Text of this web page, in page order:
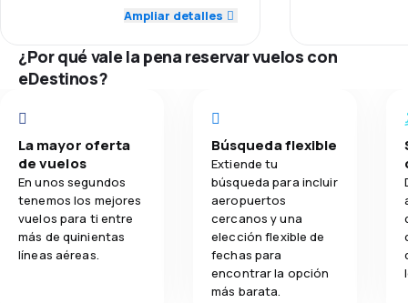
Red de conexiones
4.0
Comodidad de viaje 4.0
Transporte de equipaje 4.0
Ampliar detalles
Comodidad
¿Por qué vale la pena reservar vuelos con
eDestinos?
La mayor oferta
de vuelos
En unos segundos
tenemos los mejores
vuelos para ti entre
más de quinientas
líneas aéreas.
Búsqueda flexible
Extiende tu
búsqueda para incluir
aeropuertos
cercanos y una
elección flexible de
fechas para
encontrar la opción
más barata.